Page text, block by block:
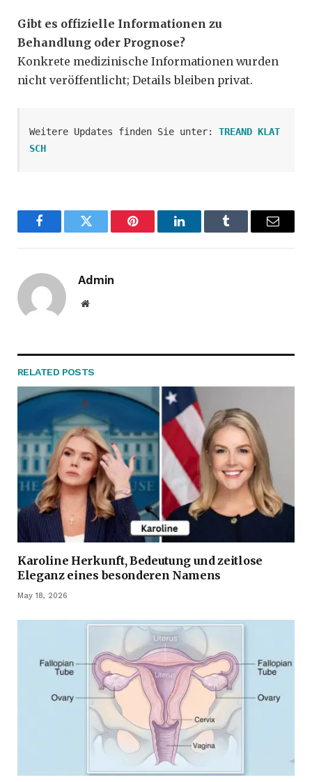
Gibt es offizielle Informationen zu
Behandlung oder Prognose?
Konkrete medizinische Informationen wurden
nicht veröffentlicht; Details bleiben privat.
Weitere Updates finden Sie unter: TREAND KLAT
SCH
FacebookTwitter Pinterest LinkedInTumblr Email
Admin
Website
RELATED POSTS
Karoline Herkunft, Bedeutung und zeitlose
Eleganz eines besonderen Namens
May 18, 2026